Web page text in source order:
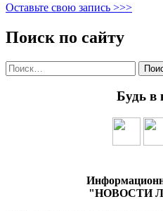
Оставьте свою запись >>>
Поиск по сайту
Найти:
Будь в
"НОВОСТИ